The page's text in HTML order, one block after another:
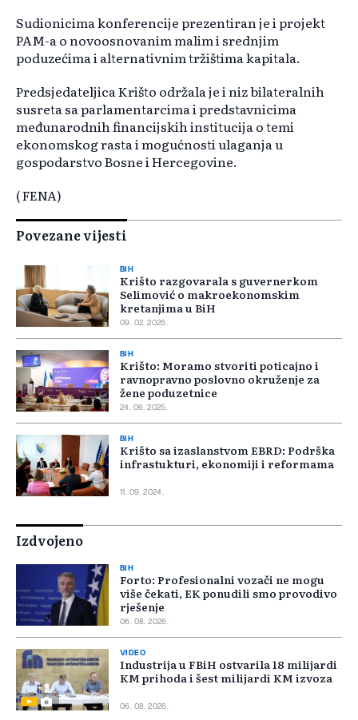
Sudionicima konferencije prezentiran je i projekt
PAM-a o novoosnovanim malim i srednjim
poduzećima i alternativnim tržištima kapitala.
Predsjedateljica Krišto održala je i niz bilateralnih
susreta sa parlamentarcima i predstavnicima
međunarodnih financijskih institucija o temi
ekonomskog rasta i mogućnosti ulaganja u
gospodarstvo Bosne i Hercegovine.
( FENA)
Povezane vijesti
BIH
Krišto razgovarala s guvernerkom
Selimović o makroekonomskim
kretanjima u BiH
09. 02. 2026.
BIH
Krišto: Moramo stvoriti poticajno i
ravnopravno poslovno okruženje za
žene poduzetnice
24. 06. 2025.
BIH
Krišto sa izaslanstvom EBRD: Podrška
infrastukturi, ekonomiji i reformama
11. 09. 2024.
Izdvojeno
BIH
Forto: Profesionalni vozači ne mogu
više čekati, EK ponudili smo provodivo
rješenje
06. 08. 2026.
VIDEO
Industrija u FBiH ostvarila 18 milijardi
KM prihoda i šest milijardi KM izvoza
06. 08. 2026.